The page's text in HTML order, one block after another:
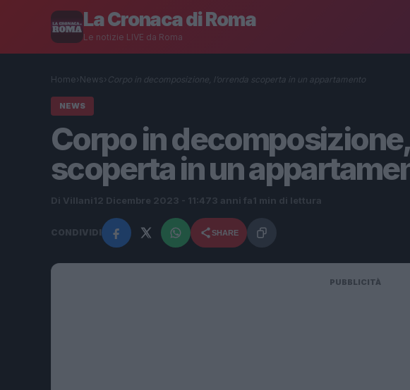
La Cronaca di Roma
Le notizie LIVE da Roma
Home› News› Corpo in decomposizione, l’orrenda scoperta in un appartamento
NEWS
Corpo in
scoperta in un
Di Villani 12 Dicembre 2023 - 11:473 anni fa 1 min di lettura
CONDIVIDI SHARE
PUBBLICITÀ